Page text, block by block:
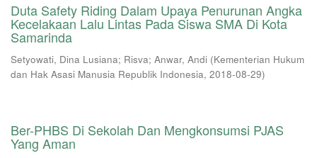
Duta Safety Riding Dalam Upaya Penurunan Angka
Kecelakaan Lalu Lintas Pada Siswa SMA Di Kota
Samarinda
Setyowati, Dina Lusiana; Risva; Anwar, Andi (Kementerian Hukum
dan Hak Asasi Manusia Republik Indonesia, 2018-08-29)
Ber-PHBS Di Sekolah Dan Mengkonsumsi PJAS
Yang Aman